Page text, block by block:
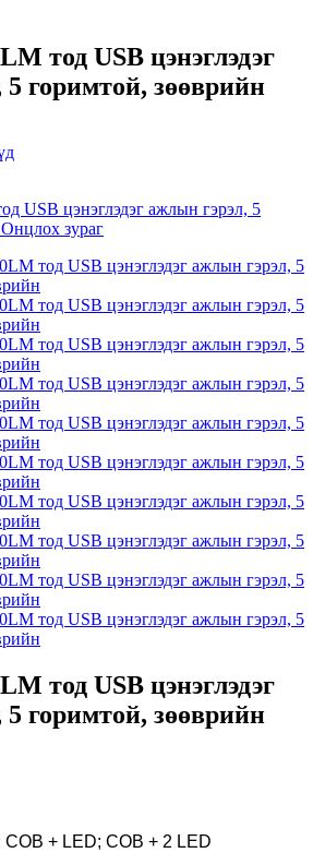
тод USB цэнэглэдэг
горимтой, зөөврийн
тод USB цэнэглэдэг
горимтой, зөөврийн
COB + LED; COB + 2 LED